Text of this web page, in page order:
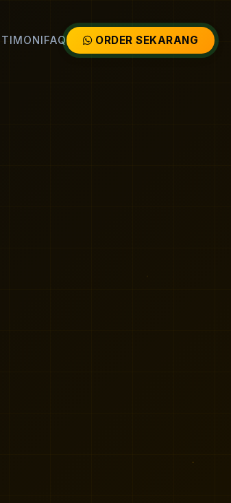
FAQ ORDER SEKARANG